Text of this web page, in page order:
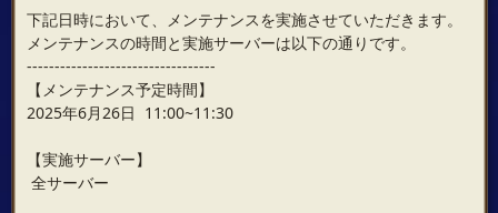
下記日時において、メンテナンスを実施させていただきます。
メンテナンスの時間と実施サーバーは以下の通りです。
----------------------------------
【メンテナンス予定時間】
2025年6月26日 11:00~11:30
【実施サーバー】
全サーバー